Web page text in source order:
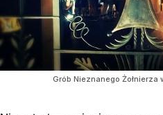
Grób Nieznanego Żołnierza